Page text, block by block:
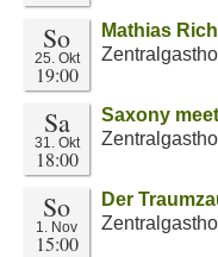
So
25. Okt
19:00
Mathias
Sa
31. Okt
18:00
Saxony
So
1. Nov
15:00
Der